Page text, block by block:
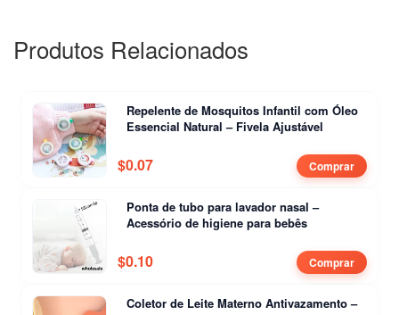
Produtos Relacionados
Repelente de Mosquitos Infantil com Óleo
Essencial Natural – Fivela Ajustável
$0.07 Comprar
Ponta de tubo para lavador nasal –
Acessório de higiene para bebês
$0.10 Comprar
Coletor de Leite Materno Antivazamento –